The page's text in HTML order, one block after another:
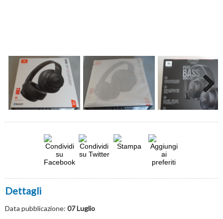
Next
Dettagli
Data pubblicazione: 07 Luglio